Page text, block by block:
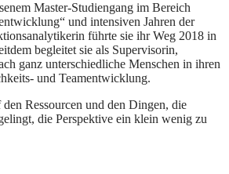
Master-Studiengang im Bereich
und intensiven Jahren der
führte sie ihr Weg 2018 in
begleitet sie als Supervisorin,
ganz unterschiedliche Menschen in ihren
und Teamentwicklung.
Ressourcen und den Dingen, die
die Perspektive ein klein wenig zu